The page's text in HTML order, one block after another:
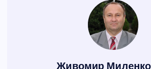
Живомир